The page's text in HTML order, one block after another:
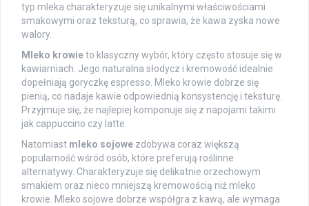
typ mleka charakteryzuje się unikalnymi właściwościami
smakowymi oraz teksturą, co sprawia, że kawa zyska nowe
walory.
Mleko krowieto klasyczny wybór, który często stosuje się w
kawiarniach. Jego naturalna słodycz i kremowość idealnie
dopełniają goryczkę espresso. Mleko krowie dobrze się
pienią, co nadaje kawie odpowiednią konsystencję i teksturę.
Przyjmuje się, że najlepiej komponuje się z napojami takimi
jak cappuccino czy latte.
Natomiast mleko sojowe zdobywa coraz większą
popularność wśród osób, które preferują roślinne
alternatywy. Charakteryzuje się delikatnie orzechowym
smakiem oraz nieco mniejszą kremowością niż mleko
krowie. Mleko sojowe dobrze współgra z kawą, ale wymaga